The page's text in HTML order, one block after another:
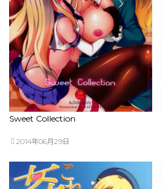
Sweet Collection
2014年06月29日